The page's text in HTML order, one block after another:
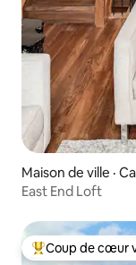
Maison de ville ·
East End Loft
Coup de cœur
Coup de cœur